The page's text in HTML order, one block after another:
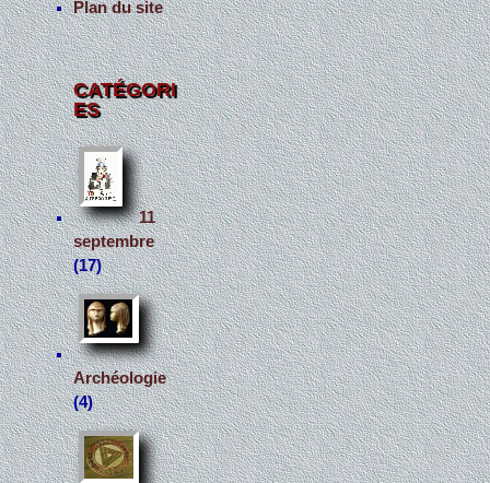
Plan du site
CATÉGORI
ES
11
septembre
(17)
Archéologie
(4)